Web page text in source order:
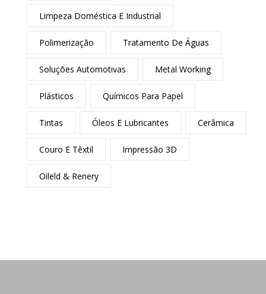
Limpeza Doméstica E Industrial
Polimerização Tratamento De Águas
Soluções Automotivas Metal Working
Plásticos Químicos Para Papel
Tintas Óleos E Lubrificantes Cerâmica
Couro E Têxtil Impressão 3D
Oilfield & Refinery